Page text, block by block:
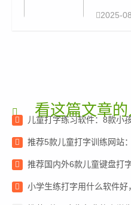
2025-
看这篇文章
儿童打字练习软件：8款小
推荐5款儿童打字训练网站
推荐国内外6款儿童键盘打
小学生练打字用什么软件